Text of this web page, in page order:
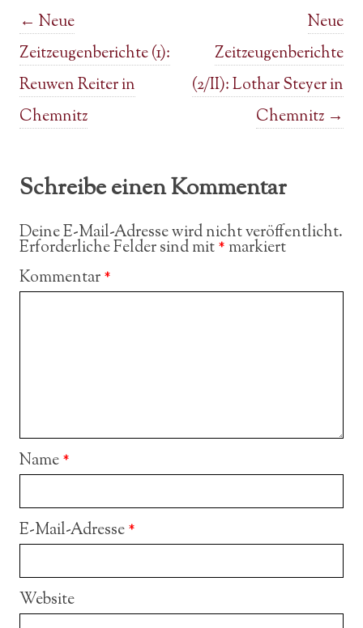
Post navigation
← Neue
Zeitzeugenberichte (1):
Reuwen Reiter in
Chemnitz
Neue
Zeitzeugenberichte
(2/II): Lothar Steyer in
Chemnitz →
Schreibe einen Kommentar
Deine E-Mail-Adresse wird nicht veröffentlicht.
Erforderliche Felder sind mit* markiert
Kommentar*
Name*
E-Mail-Adresse*
Website